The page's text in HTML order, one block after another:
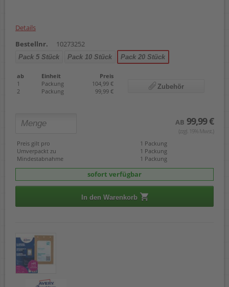
Details
Bestellnr.
10273252
Pack 5 Stück Pack 10 Stück Pack 20 Stück
ab Einheit
Preis
1
Packung
104,99 €
2
Packung 99,99 €
Zubehör
AB 99,99 €
(zzgl. 19% Mwst.)
Preis gilt pro
1 Packung
Umverpackt zu
1 Packung
Mindestabnahme
1 Packung
sofort verfügbar
In den Warenkorb